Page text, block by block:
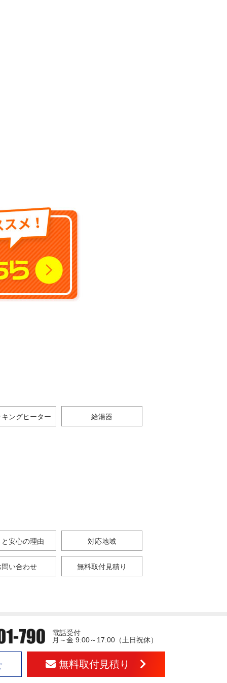
ングヒーター 給湯器
安心の理由 対応地域
問い合わせ 無料取付見積り
電話受付
月～金 9:00～17:00（土日祝休）
無料取付見積り